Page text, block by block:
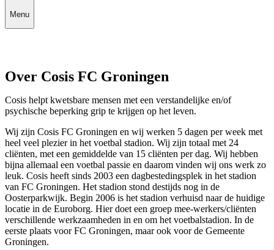
Menu
Over Cosis FC Groningen
Cosis helpt kwetsbare mensen met een verstandelijke en/of
psychische beperking grip te krijgen op het leven.
Wij zijn Cosis FC Groningen en wij werken 5 dagen per week met
heel veel plezier in het voetbal stadion. Wij zijn totaal met 24
cliënten, met een gemiddelde van 15 cliënten per dag. Wij hebben
bijna allemaal een voetbal passie en daarom vinden wij ons werk zo
leuk. Cosis heeft sinds 2003 een dagbestedingsplek in het stadion
van FC Groningen. Het stadion stond destijds nog in de
Oosterparkwijk. Begin 2006 is het stadion verhuisd naar de huidige
locatie in de Euroborg. Hier doet een groep mee-werkers/cliënten
verschillende werkzaamheden in en om het voetbalstadion. In de
eerste plaats voor FC Groningen, maar ook voor de Gemeente
Groningen.